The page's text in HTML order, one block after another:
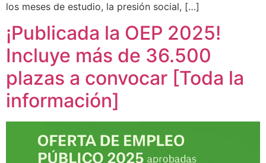
los meses de estudio, la presión social, […]
¡Publicada la OEP 2025!
Incluye más de 36.500
plazas a convocar [Toda la
información]